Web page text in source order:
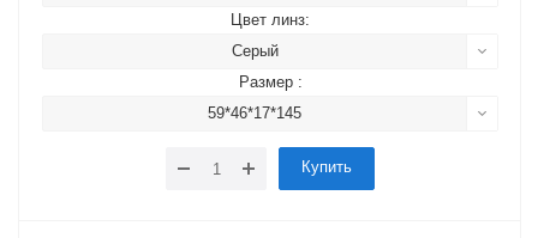
Цвет линз:
Серый
Размер :
59*46*17*145
Купить